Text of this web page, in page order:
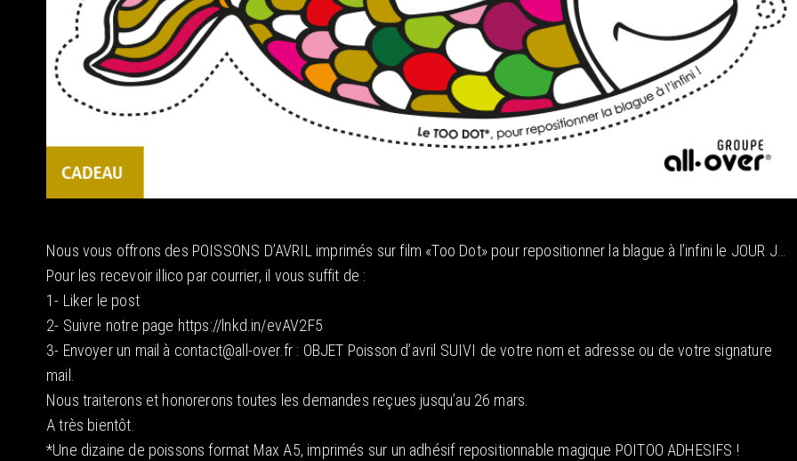
Nous vous offrons des POISSONS D’AVRIL imprimés sur film «Too Dot» pour repositionner la blague à l’infini le JOUR J…
Pour les recevoir illico par courrier, il vous suffit de :
1- Liker le post
2- Suivre notre page https://lnkd.in/evAV2F5
3- Envoyer un mail à contact@all-over.fr : OBJET Poisson d’avril SUIVI de votre nom et adresse ou de votre signature
mail.
Nous traiterons et honorerons toutes les demandes reçues jusqu’au 26 mars.
A très bientôt.
*Une dizaine de poissons format Max A5, imprimés sur un adhésif repositionnable magique POITOO ADHESIFS !